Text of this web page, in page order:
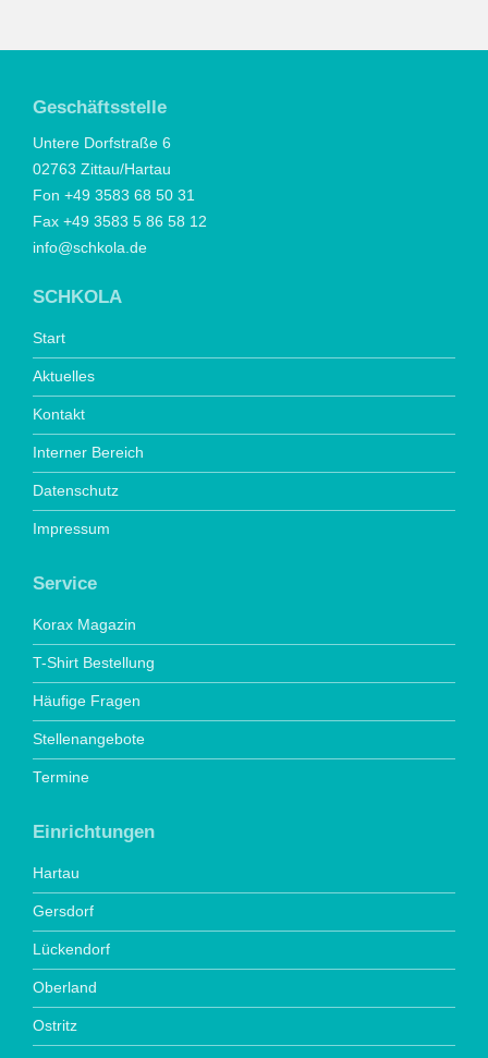
Geschäftsstelle
Untere Dorfstraße 6
02763 Zittau/Hartau
Fon +49 3583 68 50 31
Fax +49 3583 5 86 58 12
info@schkola.de
SCHKOLA
Start
Aktuelles
Kontakt
Interner Bereich
Datenschutz
Impressum
Service
Korax Magazin
T-Shirt Bestellung
Häufige Fragen
Stellenangebote
Termine
Einrichtungen
Hartau
Gersdorf
Lückendorf
Oberland
Ostritz